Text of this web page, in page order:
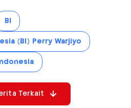
BI
(BI) Perry Warjiyo
Terkait